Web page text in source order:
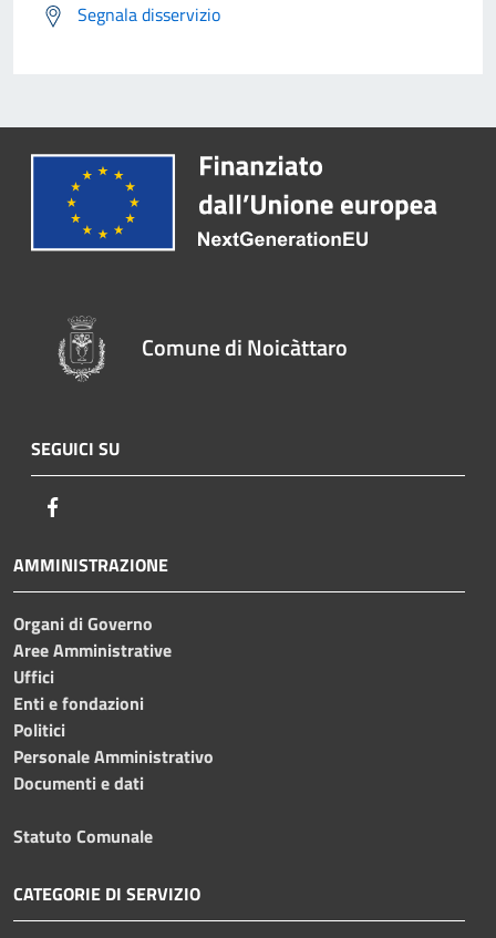
Segnala disservizio
Comune di Noicàttaro
SEGUICI SU
AMMINISTRAZIONE
Organi di Governo
Aree Amministrative
Uffici
Enti e fondazioni
Politici
Personale Amministrativo
Documenti e dati
Statuto Comunale
CATEGORIE DI SERVIZIO